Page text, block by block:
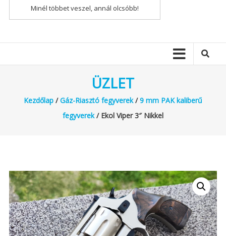
Minél többet veszel, annál olcsóbb!
ÜZLET
Kezdőlap/Gáz-Riasztó fegyverek/9 mm PAK kaliberű
fegyverek/ Ekol Viper 3″ Nikkel